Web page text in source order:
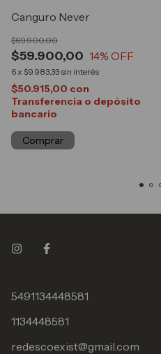
Canguro Never
$59.900,00
$69.900,00
14% OFF
6 x $9.983,33 sin interés
$50.915,00 con
Transferencia o depósito
bancario
Comprar
5491134448581
1134448581
redescoexist@gmail.com